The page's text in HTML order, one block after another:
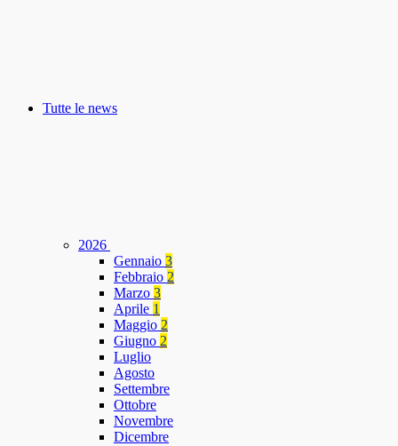
Tutte le news
2026
Gennaio 3
Febbraio 2
Marzo 3
Aprile 1
Maggio 2
Giugno 2
Luglio
Agosto
Settembre
Ottobre
Novembre
Dicembre